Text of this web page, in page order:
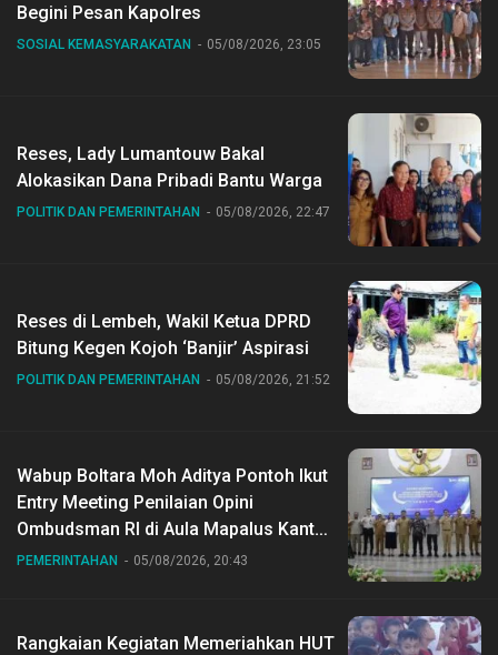
Begini Pesan Kapolres
SOSIAL KEMASYARAKATAN 05/08/2026, 23:05
Reses, Lady Lumantouw Bakal
Alokasikan Dana Pribadi Bantu Warga
POLITIK DAN PEMERINTAHAN 05/08/2026, 22:47
Reses di Lembeh, Wakil Ketua DPRD
Bitung Kegen Kojoh ‘Banjir’ Aspirasi
POLITIK DAN PEMERINTAHAN 05/08/2026, 21:52
Wabup Boltara Moh Aditya Pontoh Ikut
Entry Meeting Penilaian Opini
Ombudsman RI di Aula Mapalus Kantur
Gubernur Sulut
PEMERINTAHAN 05/08/2026, 20:43
Rangkaian Kegiatan Memeriahkan HUT